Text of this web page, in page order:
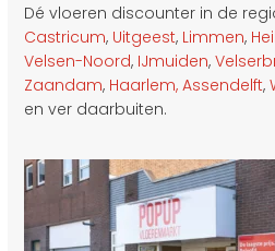
Dé vloeren discounter in de
Castricum, Uitgeest, Limmen,
Velsen-Noord, IJmuiden,
Zaandam, Haarlem, Assendelft,
en ver daarbuiten.